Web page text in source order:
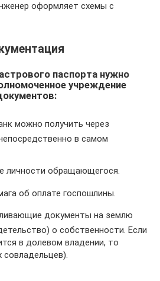
оформляет схемы с
паспорта нужно
учреждение
можно получить через
в самом
личности обращающегося.
об оплате госпошлины.
документы на землю
о собственности. Если
в долевом владении, то
совладельцев).